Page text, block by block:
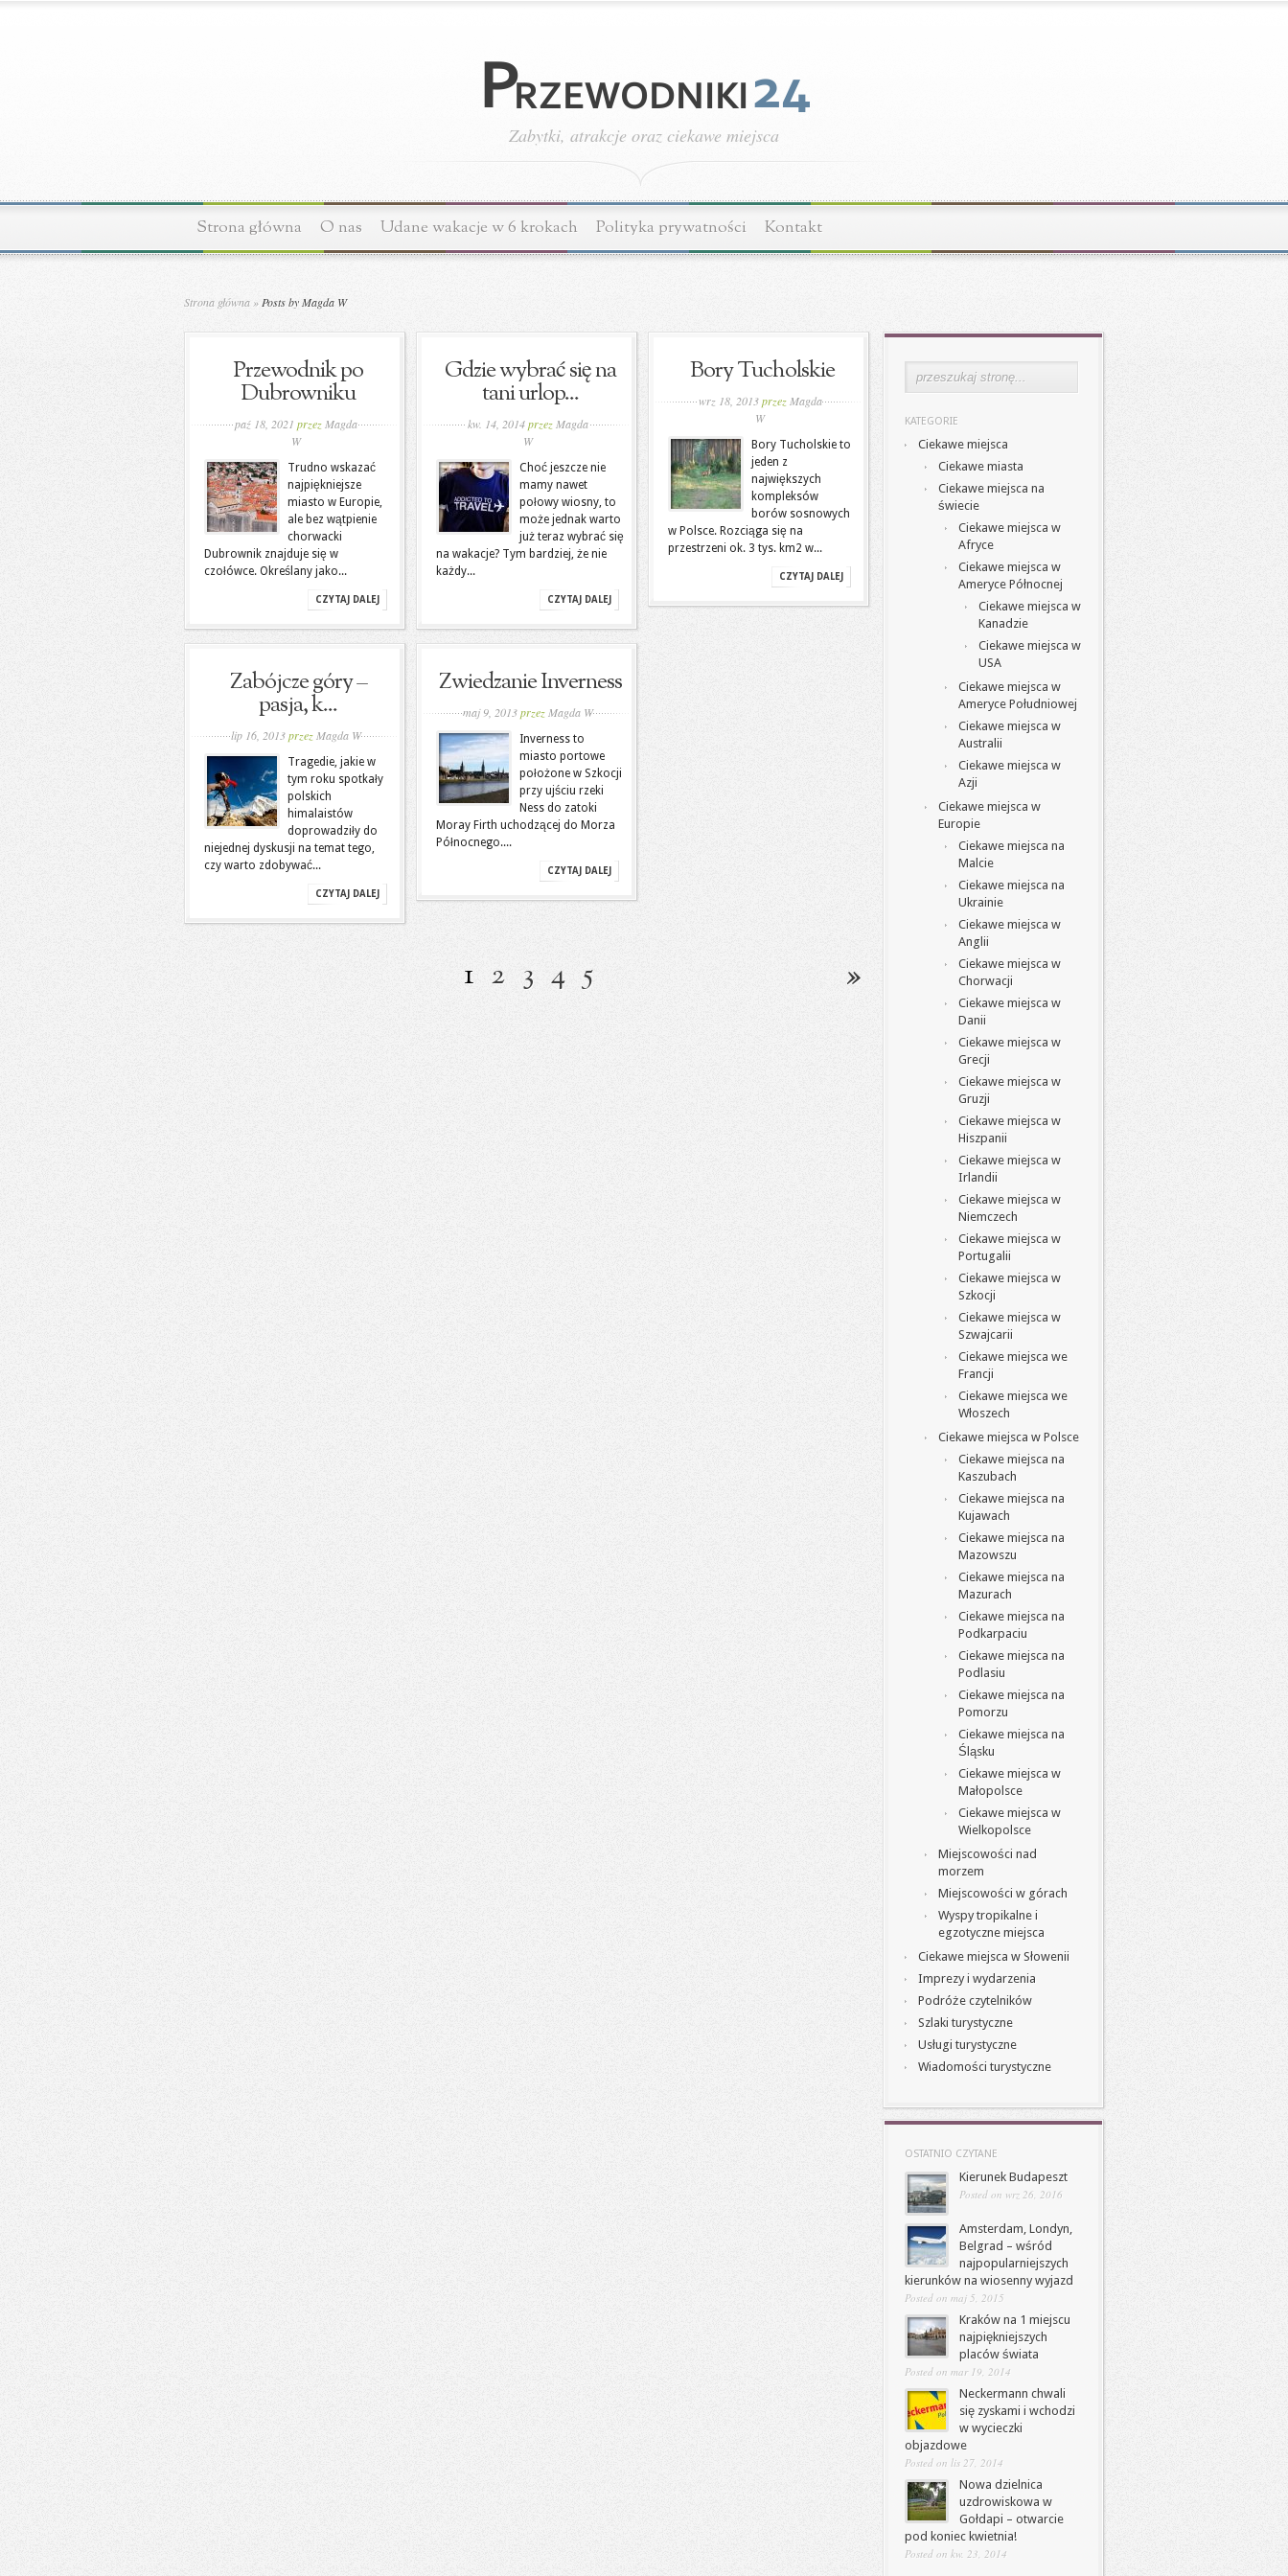
Zabytki, atrakcje oraz ciekawe miejsca
Strona główna O nas Udane wakacje w 6 krokach Polityka prywatności Kontakt
Strona główna » Posts by Magda W
Przewodnik po
Dubrowniku
paź 18, 2021 przez Magda
W
Trudno wskazać
najpiękniejsze
miasto w Europie,
ale bez wątpienie
chorwacki
Dubrownik znajduje się w
czołówce. Określany jako...
CZYTAJ DALEJ
Gdzie wybrać się na
tani urlop...
kw. 14, 2014przez Magda
W
Choć jeszcze nie
mamy nawet
połowy wiosny, to
może jednak warto
już teraz wybrać się
na wakacje? Tym bardziej, że nie
każdy...
CZYTAJ DALEJ
Bory Tucholskie
wrz 18, 2013przez Magda
W
Bory Tucholskie to
jeden z
największych
kompleksów
borów sosnowych
w Polsce. Rozciąga się na
przestrzeni ok. 3 tys. km2 w...
CZYTAJ DALEJ
Zabójcze góry –
pasja, k...
lip 16, 2013przez Magda W
Tragedie, jakie w
tym roku spotkały
polskich
himalaistów
doprowadziły do
niejednej dyskusji na temat tego,
czy warto zdobywać...
CZYTAJ DALEJ
Zwiedzanie Inverness
maj 9, 2013przez Magda W
Inverness to
miasto portowe
położone w Szkocji
przy ujściu rzeki
Ness do zatoki
Moray Firth uchodzącej do Morza
Północnego....
CZYTAJ DALEJ
1 2 3 4 5
KATEGORIE
Ciekawe miejsca
Ciekawe miasta
Ciekawe miejsca na
świecie
Ciekawe miejsca w
Afryce
Ciekawe miejsca w
Ameryce Północnej
Ciekawe miejsca w
Kanadzie
Ciekawe miejsca w
USA
Ciekawe miejsca w
Ameryce Południowej
Ciekawe miejsca w
Australii
Ciekawe miejsca w
Azji
Ciekawe miejsca w
Europie
Ciekawe miejsca na
Malcie
Ciekawe miejsca na
Ukrainie
Ciekawe miejsca w
Anglii
Ciekawe miejsca w
Chorwacji
Ciekawe miejsca w
Danii
Ciekawe miejsca w
Grecji
Ciekawe miejsca w
Gruzji
Ciekawe miejsca w
Hiszpanii
Ciekawe miejsca w
Irlandii
Ciekawe miejsca w
Niemczech
Ciekawe miejsca w
Portugalii
Ciekawe miejsca w
Szkocji
Ciekawe miejsca w
Szwajcarii
Ciekawe miejsca we
Francji
Ciekawe miejsca we
Włoszech
Ciekawe miejsca w Polsce
Ciekawe miejsca na
Kaszubach
Ciekawe miejsca na
Kujawach
Ciekawe miejsca na
Mazowszu
Ciekawe miejsca na
Mazurach
Ciekawe miejsca na
Podkarpaciu
Ciekawe miejsca na
Podlasiu
Ciekawe miejsca na
Pomorzu
Ciekawe miejsca na
Śląsku
Ciekawe miejsca w
Małopolsce
Ciekawe miejsca w
Wielkopolsce
Miejscowości nad
morzem
Miejscowości w górach
Wyspy tropikalne i
egzotyczne miejsca
Ciekawe miejsca w Słowenii
Imprezy i wydarzenia
Podróże czytelników
Szlaki turystyczne
Usługi turystyczne
Wiadomości turystyczne
OSTATNIO CZYTANE
Kierunek Budapeszt
Posted on wrz 26, 2016
Amsterdam, Londyn,
Belgrad – wśród
najpopularniejszych
kierunków na wiosenny wyjazd
Posted on maj 5, 2015
Kraków na 1 miejscu
najpiękniejszych
placów świata
Posted on mar 19, 2014
Neckermann chwali
się zyskami i wchodzi
w wycieczki
objazdowe
Posted on lis 27, 2014
Nowa dzielnica
uzdrowiskowa w
Gołdapi – otwarcie
pod koniec kwietnia!
Posted on kw. 23, 2014